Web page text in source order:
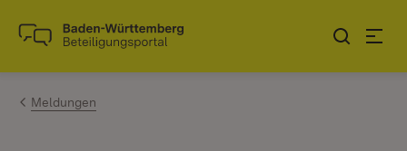
Zum Inhalt springen
Link zur Startseite
Meldungen